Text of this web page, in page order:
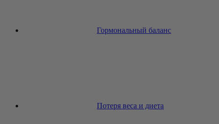
Гормональный баланс
Потеря веса и диета